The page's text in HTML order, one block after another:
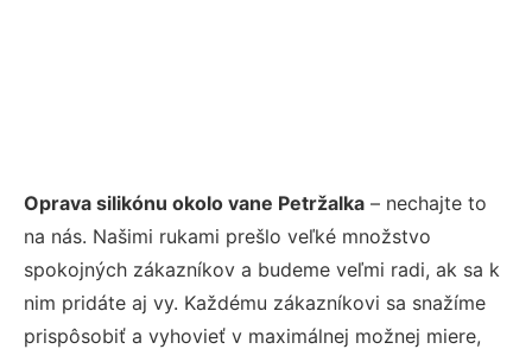
Oprava silikónu okolo vane Petržalka – nechajte to
na nás. Našimi rukami prešlo veľké množstvo
spokojných zákazníkov a budeme veľmi radi, ak sa k
nim pridáte aj vy. Každému zákazníkovi sa snažíme
prispôsobiť a vyhovieť v maximálnej možnej miere,